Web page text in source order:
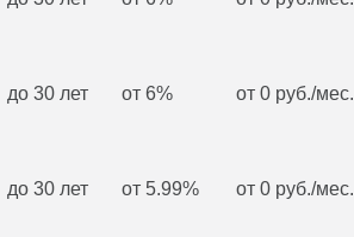
до 30 лет от 6% от 0 руб./мес.
до 30 лет от 5.99% от 0 руб./мес.